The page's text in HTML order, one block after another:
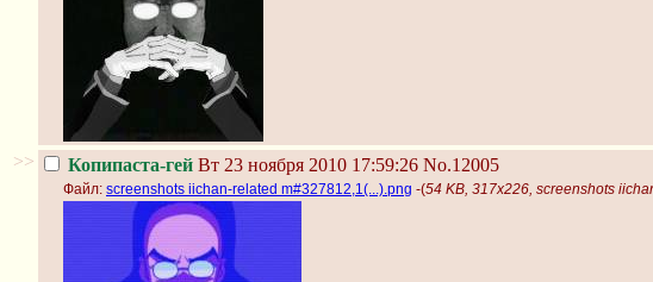
>> Копипаста-гей Вт 23 ноября 2010 17:59:26 No.12005
Файл: screenshots iichan-related m#327812,1(...).png -(54 KB, 317x226, screenshots